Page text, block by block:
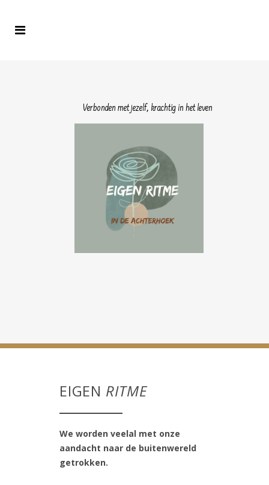
Verbonden met jezelf, krachtig in het leven
EIGEN RITME
We worden veelal met onze
aandacht naar de buitenwereld
getrokken.